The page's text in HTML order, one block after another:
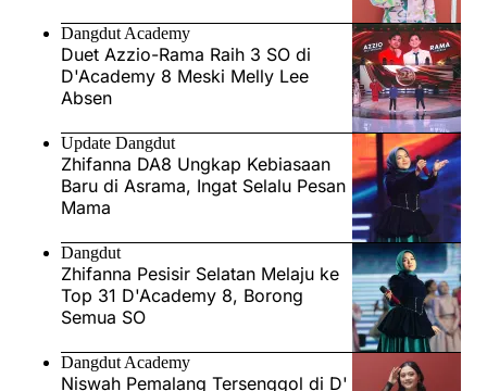
Dangdut Academy
Duet Azzio-Rama Raih 3 SO di
D'Academy 8 Meski Melly Lee
Absen
Update Dangdut
Zhifanna DA8 Ungkap Kebiasaan
Baru di Asrama, Ingat Selalu Pesan
Mama
Dangdut
Zhifanna Pesisir Selatan Melaju ke
Top 31 D'Academy 8, Borong
Semua SO
Dangdut Academy
Niswah Pemalang Tersenggol di D'